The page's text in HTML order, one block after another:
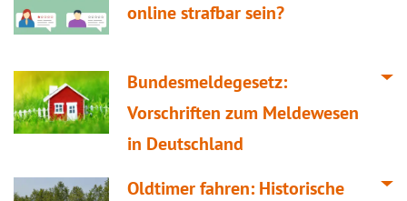
online strafbar sein?
Bundesmeldegesetz:
Vorschriften zum Meldewesen
in Deutschland
Oldtimer fahren: Historische